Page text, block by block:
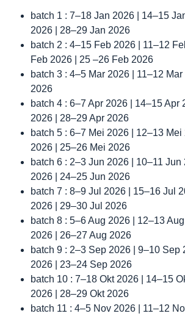
batch 1 : 7–18 Jan 2026 | 14–15
2026 | 28–29 Jan 2026
batch 2 : 4–15 Feb 2026 | 11–12
Feb 2026 | 25 –26 Feb 2026
batch 3 : 4–5 Mar 2026 | 11–12
2026
batch 4 : 6–7 Apr 2026 | 14–15 Apr
2026 | 28–29 Apr 2026
batch 5 : 6–7 Mei 2026 | 12–13
2026 | 25–26 Mei 2026
batch 6 : 2–3 Jun 2026 | 10–11
2026 | 24–25 Jun 2026
batch 7 : 8–9 Jul 2026 | 15–16 Jul
2026 | 29–30 Jul 2026
batch 8 : 5–6 Aug 2026 | 12–13
2026 | 26–27 Aug 2026
batch 9 : 2–3 Sep 2026 | 9–10 Sep
2026 | 23–24 Sep 2026
batch 10 : 7–18 Okt 2026 | 14–15
2026 | 28–29 Okt 2026
batch 11 : 4–5 Nov 2026 | 11–12